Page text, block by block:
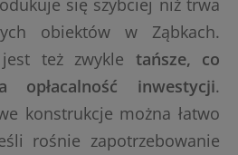
się szybciej niż trwa
obiektów w Ząbkach.
też zwykle tańsze, co
opłacalność inwestycji.
konstrukcje można łatwo
rośnie zapotrzebowanie